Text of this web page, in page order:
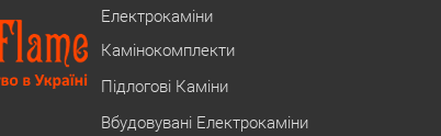
Електрокаміни
Камінокомплекти
Підлогові Каміни
Вбудовувані Електрокаміни